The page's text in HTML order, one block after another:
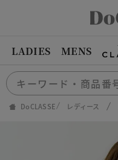
LADIES MENS
DoCLASSE レディース